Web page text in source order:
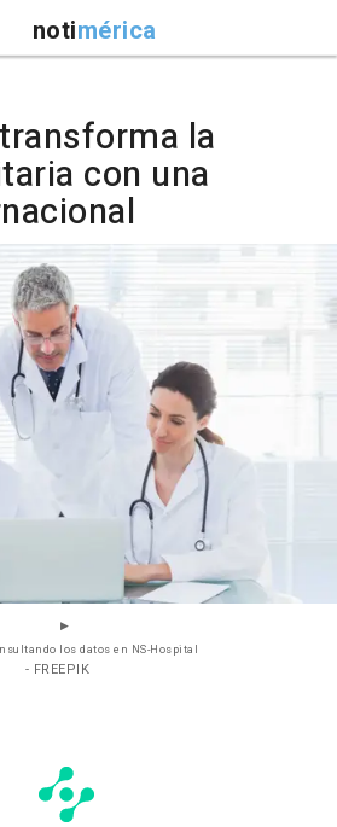
notimérica
la
con una
los datos en NS-Hospital
- FREEPIK